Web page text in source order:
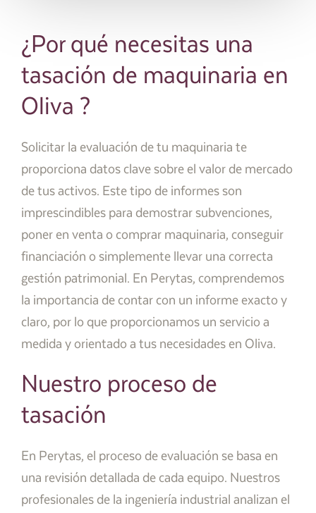
¿Por qué necesitas una
tasación de maquinaria en
Oliva ?
Solicitar la evaluación de tu maquinaria te
proporciona datos clave sobre el valor de mercado
de tus activos. Este tipo de informes son
imprescindibles para demostrar subvenciones,
poner en venta o comprar maquinaria, conseguir
financiación o simplemente llevar una correcta
gestión patrimonial. En Perytas, comprendemos
la importancia de contar con un informe exacto y
claro, por lo que proporcionamos un servicio a
medida y orientado a tus necesidades en Oliva.
Nuestro proceso de
tasación
En Perytas, el proceso de evaluación se basa en
una revisión detallada de cada equipo. Nuestros
profesionales de la ingeniería industrial analizan el